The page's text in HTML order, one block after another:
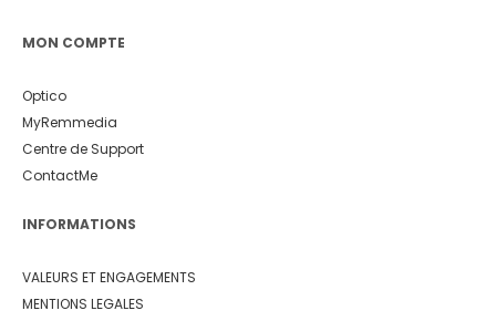
MON COMPTE
Optico
MyRemmedia
Centre de Support
ContactMe
INFORMATIONS
VALEURS ET ENGAGEMENTS
MENTIONS LEGALES